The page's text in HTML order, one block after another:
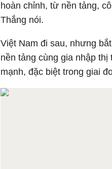
hoàn chỉnh, từ nền tảng,
Thắng nói.
Việt Nam đi sau, nhưng
nền tảng cùng gia nhập
mạnh, đặc biệt trong giai